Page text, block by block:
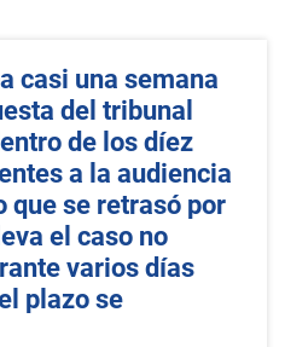
casi una semana
del tribunal
de los díez
a la audiencia
que se retrasó por
el caso no
varios días
plazo se